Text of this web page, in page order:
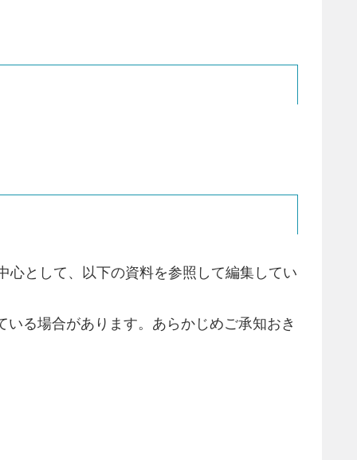
として、以下の資料を参照して編集してい
る場合があります。あらかじめご承知おき